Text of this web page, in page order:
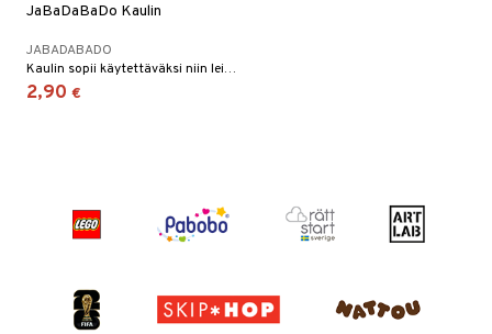
JaBaDaBaDo Kaulin
JABADABADO
Kaulin sopii käytettäväksi niin leikkikeittiössä kuin muovailuvahailussa!
2,90 €